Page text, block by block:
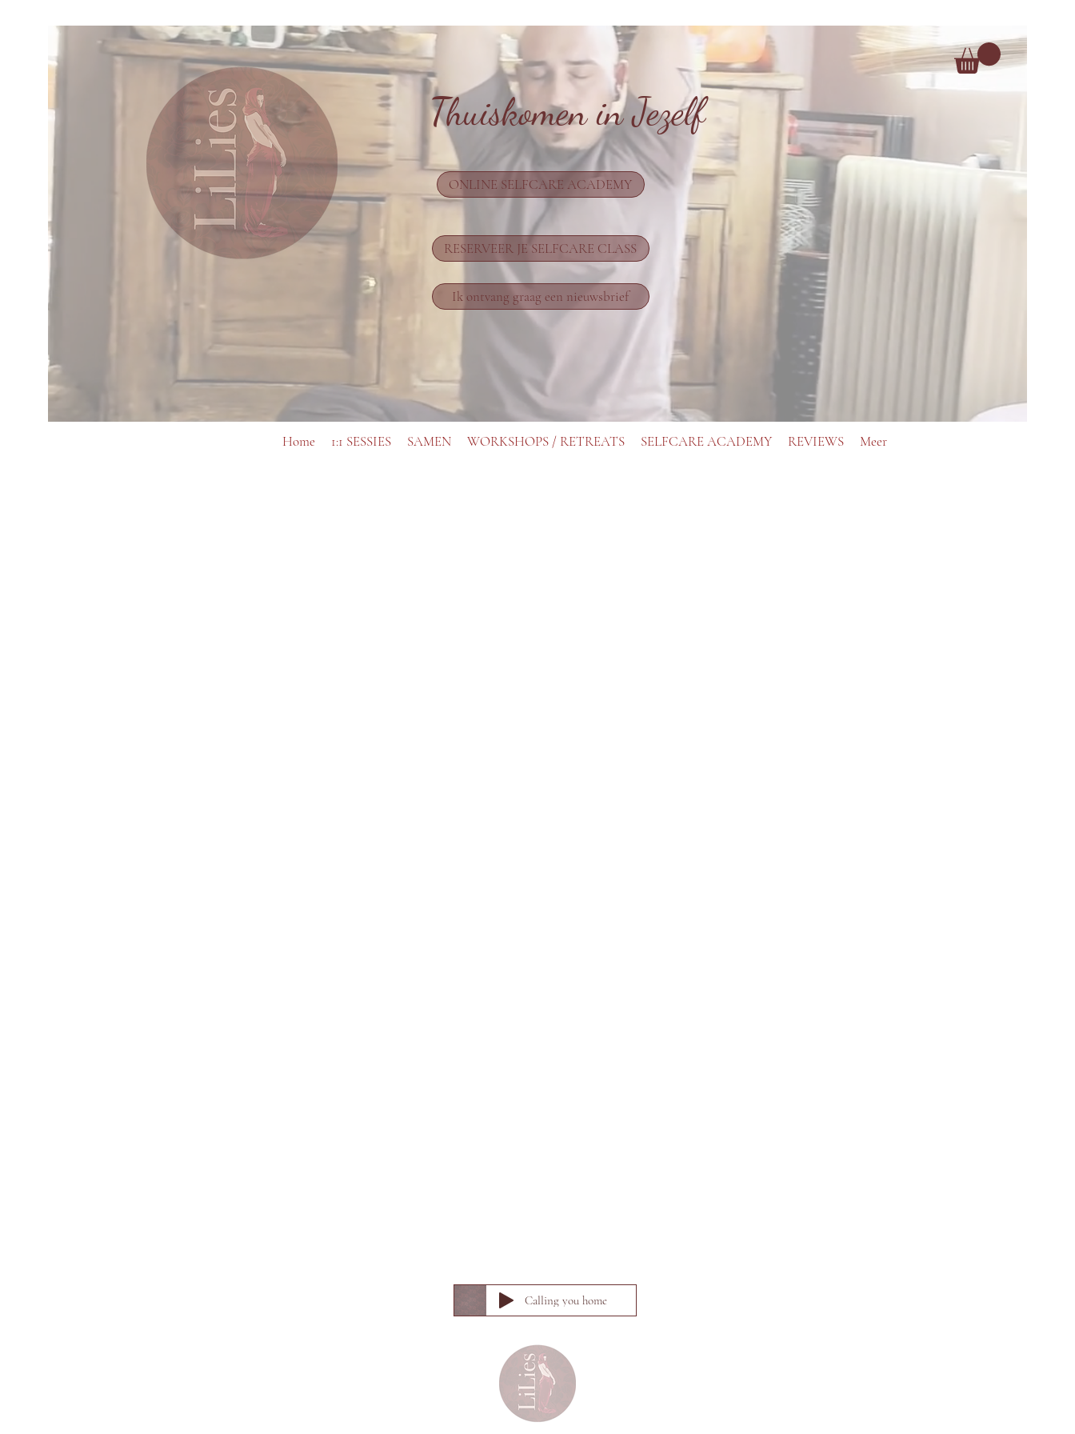
Thuiskomen in Jezelf
ONLINE SELFCARE ACADEMY
RESERVEER JE SELFCARE CLASS
Ik ontvang graag een nieuwsbrief
Home 1:1 SESSIES SAMEN WORKSHOPS / RETREATS SELFCARE ACADEMY REVIEWS Meer
Calling you home